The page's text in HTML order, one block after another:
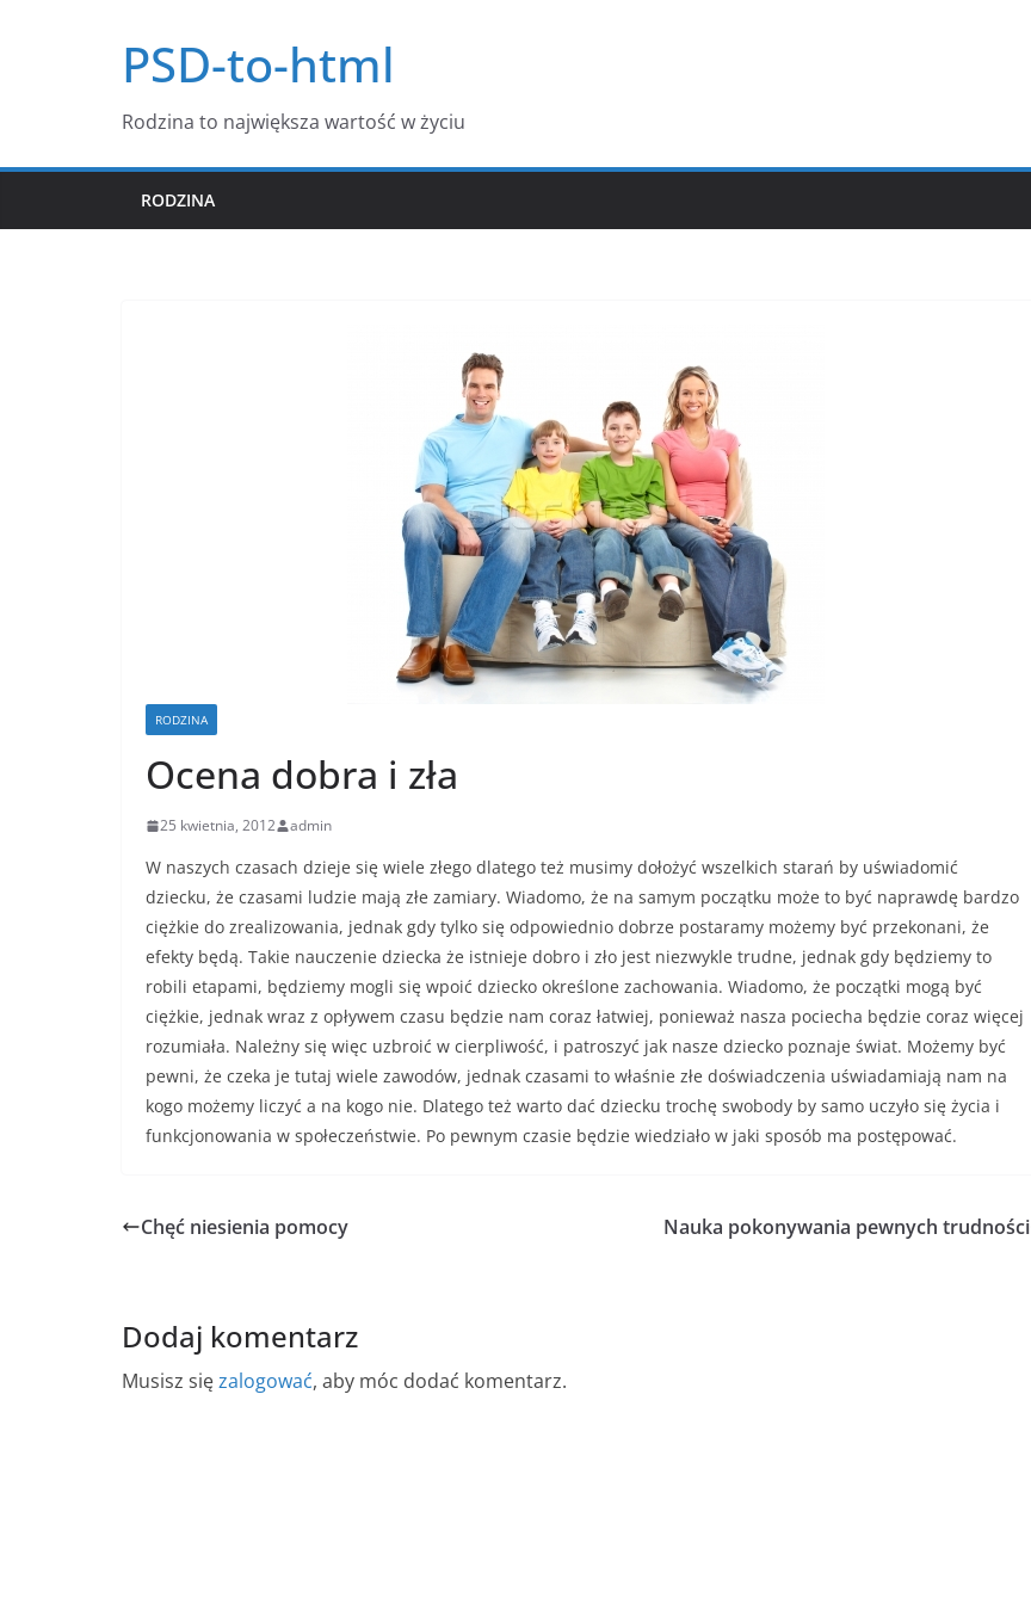
PSD-to-html
Rodzina to największa wartość w życiu
RODZINA
RODZINA
Ocena dobra i zła
25 kwietnia, 2012 admin
W naszych czasach dzieje się wiele złego dlatego też musimy dołożyć wszelkich starań by uświadomić
dziecku, że czasami ludzie mają złe zamiary. Wiadomo, że na samym początku może to być naprawdę bardzo
ciężkie do zrealizowania, jednak gdy tylko się odpowiednio dobrze postaramy możemy być przekonani, że
efekty będą. Takie nauczenie dziecka że istnieje dobro i zło jest niezwykle trudne, jednak gdy będziemy to
robili etapami, będziemy mogli się wpoić dziecko określone zachowania. Wiadomo, że początki mogą być
ciężkie, jednak wraz z opływem czasu będzie nam coraz łatwiej, ponieważ nasza pociecha będzie coraz więcej
rozumiała. Należny się więc uzbroić w cierpliwość, i patroszyć jak nasze dziecko poznaje świat. Możemy być
pewni, że czeka je tutaj wiele zawodów, jednak czasami to właśnie złe doświadczenia uświadamiają nam na
kogo możemy liczyć a na kogo nie. Dlatego też warto dać dziecku trochę swobody by samo uczyło się życia i
funkcjonowania w społeczeństwie. Po pewnym czasie będzie wiedziało w jaki sposób ma postępować.
Chęć niesienia pomocy Nauka pokonywania pewnych trudności
Dodaj komentarz
Musisz sięzalogować, aby móc dodać komentarz.